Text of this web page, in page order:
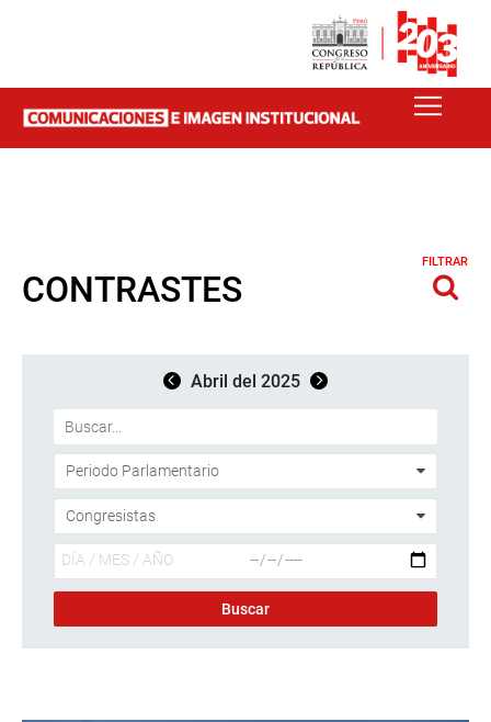
CONTRASTES
FILTRAR
Abril del 2025